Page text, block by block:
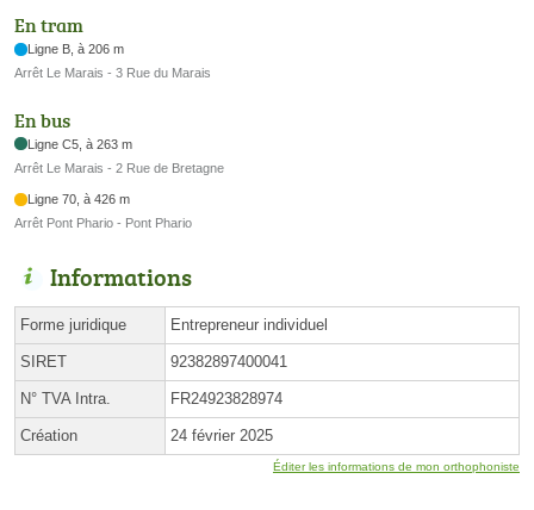
En tram
Ligne B, à 206 m
Arrêt Le Marais - 3 Rue du Marais
En bus
Ligne C5, à 263 m
Arrêt Le Marais - 2 Rue de Bretagne
Ligne 70, à 426 m
Arrêt Pont Phario - Pont Phario
Informations
Forme juridique Entrepreneur individuel
SIRET 92382897400041
N° TVA Intra. FR24923828974
Création 24 février 2025
Éditer les informations de mon orthophoniste